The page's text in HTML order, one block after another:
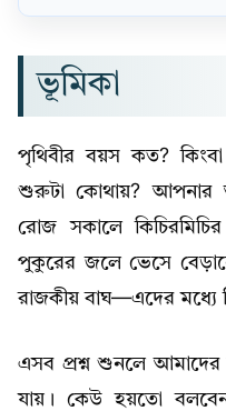
ভূমিকা
পৃথিবীর বয়স কত?
শুরুটা কোথায়? আপনার
রোজ সকালে
পুকুরের জলে ভেসে
রাজকীয় বাঘ—এদের
এসব প্রশ্ন শুনলে
যায়। কেউ হয়তো